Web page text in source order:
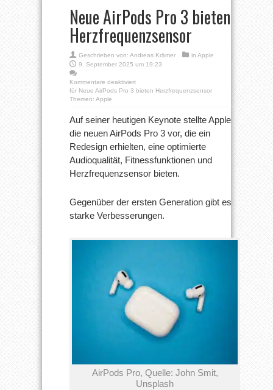
Neue AirPods Pro 3 bieten
Herzfrequenzsensor
Geschrieben von: Andreas Krämer in Apple
9. September 2025 um 19:23
Kommentare deaktiviert
für Neue AirPods Pro 3 bieten Herzfrequenzsensor
Themen: Apple
Auf seiner heutigen Keynote stellte Apple
die neuen AirPods Pro 3 vor, die ein
Redesign erhielten, eine optimierte
Audioqualität, Fitnessfunktionen und
Herzfrequenzsensor bieten.
Gegenüber der ersten Generation gibt es
starke Verbesserungen.
AirPods Pro, Quelle: John Smit,
Unsplash